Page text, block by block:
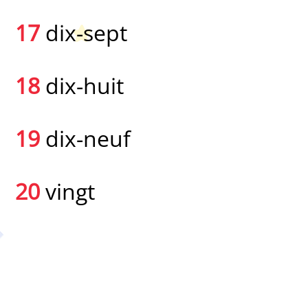
17 dix-sept
18 dix-huit
19 dix-neuf
20vingt